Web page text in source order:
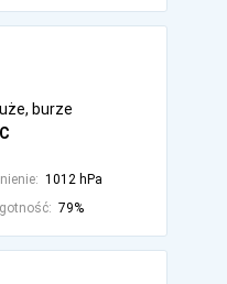
burze
1012 hPa
79%